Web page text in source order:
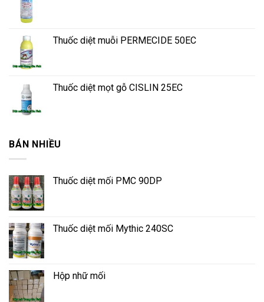
Thuốc diệt muỗi PERMECIDE 50EC
Thuốc diệt mọt gỗ CISLIN 25EC
BÁN NHIỀU
Thuốc diệt mối PMC 90DP
Thuốc diệt mối Mythic 240SC
Hộp nhữ mối